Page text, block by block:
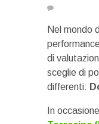
Nel mondo
di
sceglie di
differenti:
In